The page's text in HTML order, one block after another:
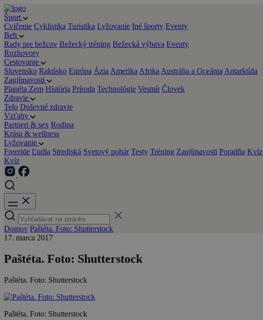
Šport
Cvičenie Cyklistika Turistika Lyžovanie Iné športy Eventy
Beh
Rady pre bežcov Bežecký tréning Bežecká výbava Eventy
Rozhovory
Cestovanie
Slovensko Rakúsko Európa Ázia Amerika Afrika Austrália a Oceánia Antarktída
Zaujímavosti
Planéta Zem História Príroda Technológie Vesmír Človek
Zdravie
Telo Duševné zdravie
Vzťahy
Partneri & sex Rodina
Krása & wellness
Lyžovanie
Freeride Ľudia Strediská Svetový pohár Testy Tréning Zaujímavosti Poradňa Kvíz
Kvíz
Domov Paštéta. Foto: Shutterstock
17. marca 2017
Paštéta. Foto: Shutterstock
Paštéta. Foto: Shutterstock
Paštéta. Foto: Shutterstock